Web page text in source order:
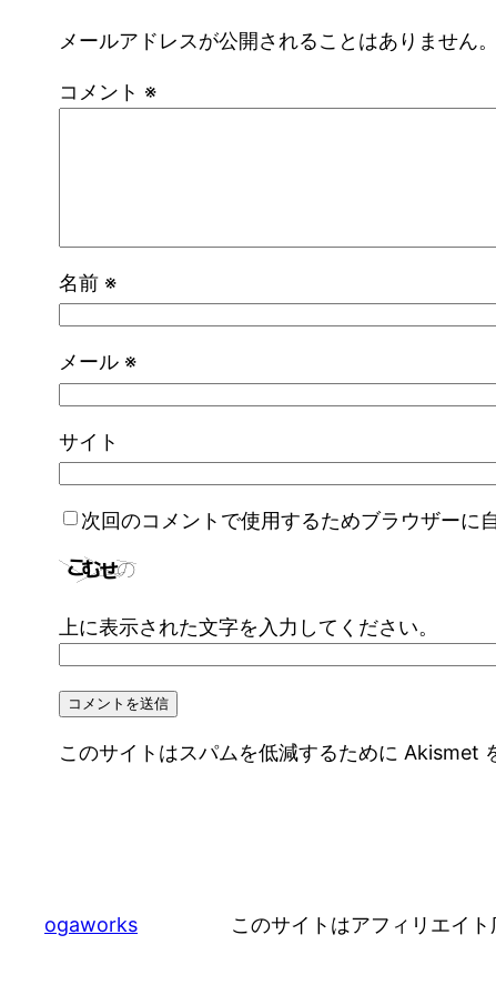
メールアドレスが公開されることはありません。
コメント ※
名前 ※
メール ※
サイト
次回のコメントで使用するためブラウザーに
上に表示された文字を入力してください。
このサイトはスパムを低減するために Akismet
ogaworks このサイトはアフィリエイ